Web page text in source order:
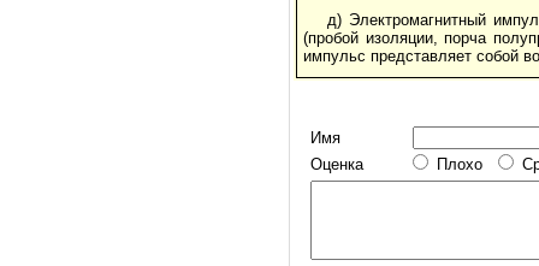
д) Электромагнитный
(пробой изоляции, порча
импульс представляет собой
Имя
Оценка
Плохо